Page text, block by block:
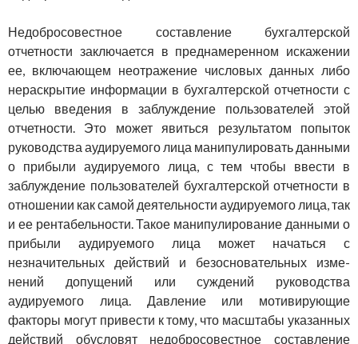
Недобросовестное составление бухгалтерской
отчетности за­ключается в преднамеренном искажении
ее, включающем неотра­жение числовых данных либо
нераскрытие информации в бух­галтерской отчетности с
целью введения в заблуждение пользо­вателей этой
отчетности. Это может явиться результатом попыток
руководства аудируемого лица манипулировать данными
о при­были аудируемого лица, с тем чтобы ввести в
заблуждение поль­зователей бухгалтерской отчетности в
отношении как самой деятельности аудируемого лица, так
и ее рентабельности. Такое манипулирование данными о
прибыли аудируемого лица может начаться с
незначительных действий и безосновательных изме­
нений допущений или суждений руководства
аудируемого лица. Давление или мотивирующие
факторы могут привести к тому, что масштабы указанных
действий обусловят недобросовестное составление